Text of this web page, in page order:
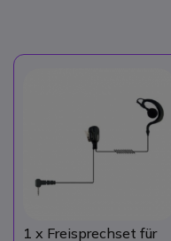
1 x Freisprechset für